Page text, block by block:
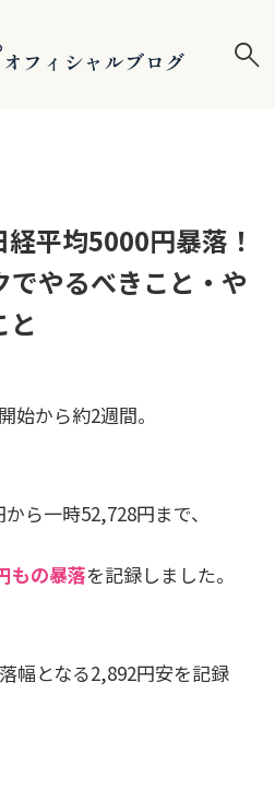
オフィシャルブログ
経平均5000円暴落！
でやるべきこと・や
と
始から約2週間。
ら一時52,728円まで、
もの暴落を記録しました。
幅となる2,892円安を記録